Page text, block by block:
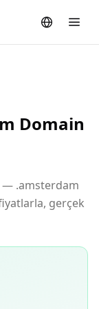
Domain
— .amsterdam
gerçek